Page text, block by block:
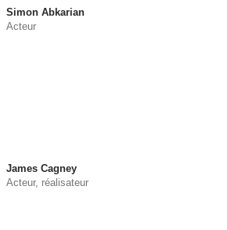
Simon Abkarian
Acteur
James Cagney
Acteur, réalisateur